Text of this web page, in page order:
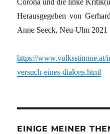
Herausgegeben von
Anne Seeck, Neu-Ulm 2021
https://www.volksstimme.at/
versuch-eines-dialogs.html
EINIGE MEINER